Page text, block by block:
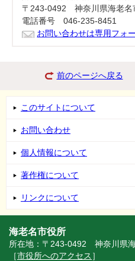
〒243-0492 神奈川県海老名
電話番号 046-235-8451
お問い合わせは専用フォ
前のページへ戻る
このサイトについて
お問い合わせ
個人情報について
著作権について
リンクについて
海老名市役所
所在地：〒243-0492 神奈川県
［市役所へのアクセス ］